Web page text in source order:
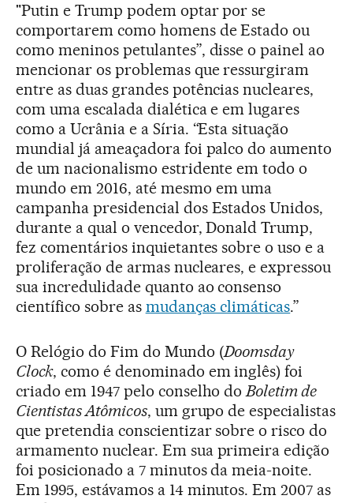
"Putin e Trump podem optar por se
comportarem como homens de Estado ou
como meninos petulantes”, disse o painel ao
mencionar os problemas que ressurgiram
entre as duas grandes potências nucleares,
com uma escalada dialética e em lugares
como a Ucrânia e a Síria. “Esta situação
mundial já ameaçadora foi palco do aumento
de um nacionalismo estridente em todo o
mundo em 2016, até mesmo em uma
campanha presidencial dos Estados Unidos,
durante a qual o vencedor, Donald Trump,
fez comentários inquietantes sobre o uso e a
proliferação de armas nucleares, e expressou
sua incredulidade quanto ao consenso
científico sobre as mudanças climáticas.”
O Relógio do Fim do Mundo (Doomsday
Clock, como é denominado em inglês) foi
criado em 1947 pelo conselho doBoletim de
Cientistas Atômicos, um grupo de especialistas
que pretendia conscientizar sobre o risco do
armamento nuclear. Em sua primeira edição
foi posicionado a 7 minutos da meia-noite.
Em 1995, estávamos a 14 minutos. Em 2007 as